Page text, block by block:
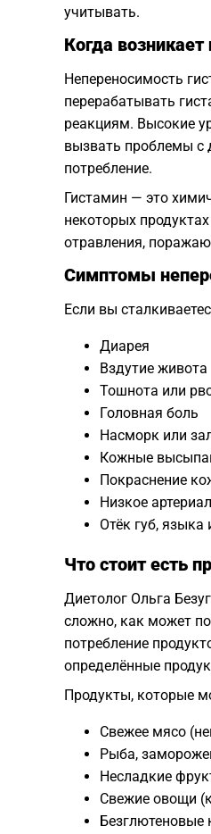
учитывать.
Когда
Непереносимость
перерабатывать
реакциям. Высокие
вызвать проблемы с
потребление.
Гистамин — это
некоторых
отравления,
Симптомы
Если вы
Диарея
Вздутие живота
Тошнота или
Головная боль
Насморк или
Кожные
Покраснение
Низкое
Отёк губ, языка
Что стоит есть
Диетолог Ольга
сложно, как может
потребление
определённые
Продукты, которые
Свежее мясо
Рыба,
Несладкие
Свежие овощи
Безглютеновые